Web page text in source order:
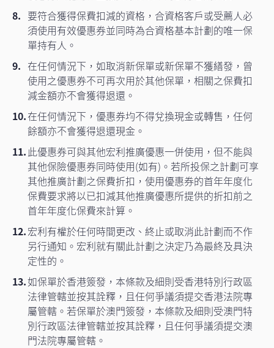
要符合獲得保費扣減的資格，合資格客戶或受薦人必
須使用有效優惠券並同時為合資格基本計劃的唯一保
單持有人。
在任何情況下，如取消新保單或新保單不獲繕發，曾
使用之優惠券不可再次用於其他保單，相關之保費扣
減金額亦不會獲得退還。
在任何情況下，優惠券均不得兌換現金或轉售，任何
餘額亦不會獲得退還現金。
此優惠券可與其他宏利推廣優惠一併使用，但不能與
其他保險優惠券同時使用(如有)。若所投保之計劃可享
其他推廣計劃之保費折扣，使用優惠券的首年年度化
保費要求將以已扣減其他推廣優惠所提供的折扣前之
首年年度化保費來計算。
宏利有權於任何時間更改、終止或取消此計劃而不作
另行通知。宏利就有關此計劃之決定乃為最終及具決
定性的。
如保單於香港簽發，本條款及細則受香港特別行政區
法律管轄並按其詮釋，且任何爭議須提交香港法院專
屬管轄。若保單於澳門簽發，本條款及細則受澳門特
別行政區法律管轄並按其詮釋，且任何爭議須提交澳
門法院專屬管轄。